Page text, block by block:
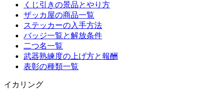
くじ引きの景品とやり方
ザッカ屋の商品一覧
ステッカーの入手方法
バッジ一覧と解放条件
二つ名一覧
武器熟練度の上げ方と報酬
表彰の種類一覧
イカリング